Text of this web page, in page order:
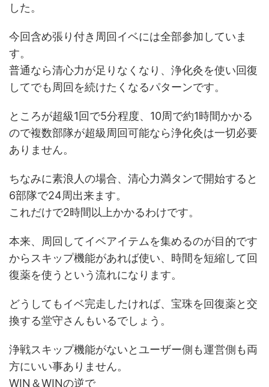
した。
今回含め張り付き周回イベには全部参加していま
す。
普通なら清心力が足りなくなり、浄化灸を使い回復
してでも周回を続けたくなるパターンです。
ところが超級1回で5分程度、10周で約1時間かかる
ので複数部隊が超級周回可能なら浄化灸は一切必要
ありません。
ちなみに素浪人の場合、清心力満タンで開始すると
6部隊で24周出来ます。
これだけで2時間以上かかるわけです。
本来、周回してイベアイテムを集めるのが目的です
からスキップ機能があれば使い、時間を短縮して回
復薬を使うという流れになります。
どうしてもイベ完走したければ、宝珠を回復薬と交
換する堂守さんもいるでしょう。
浄戦スキップ機能がないとユーザー側も運営側も両
方にいい事ありません。
WIN＆WINの逆で